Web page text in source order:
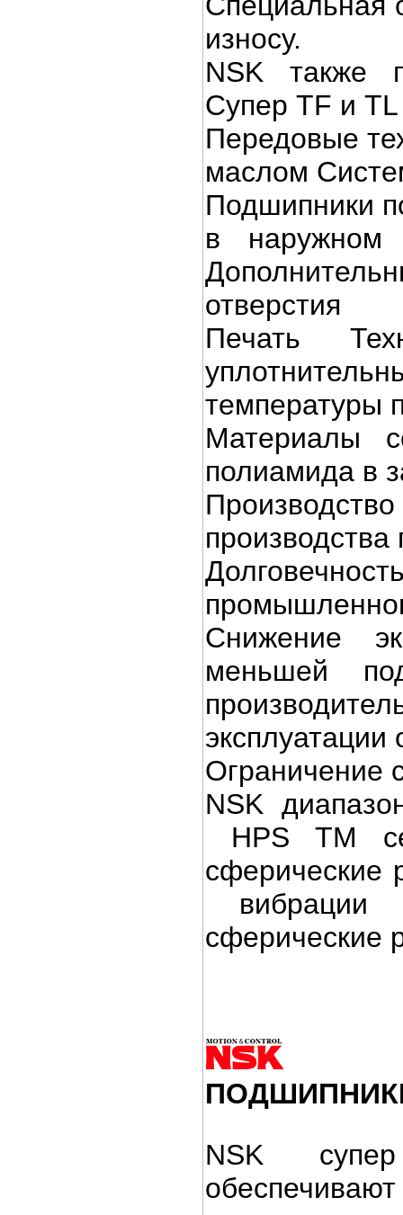
износу.
NSK также
Супер TF и
Передовые
маслом
Подшипники
в наружном
отверстия
Печать
температуры
Материалы
полиамида в
Снижение
меньшей
эксплуатации
Ограничение
NSK
HPS TM
сферические
вибрации
сферические
NSK